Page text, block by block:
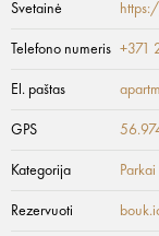
Svetainė
Telefono numeris +371
El. paštas
GPS
Kategorija
Rezervuoti